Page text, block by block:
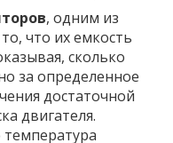
, одним из
что их емкость
сколько
за определенное
достаточной
двигателя.